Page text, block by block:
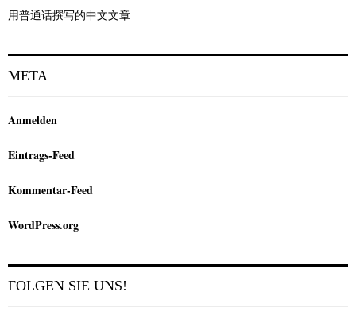
用普通话撰写的中文文章
META
Anmelden
Eintrags-Feed
Kommentar-Feed
WordPress.org
FOLGEN SIE UNS!